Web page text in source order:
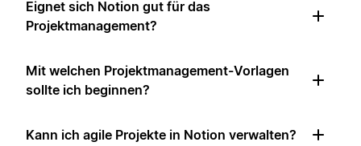
Eignet sich Notion gut für das
Projektmanagement?
Mit welchen Projektmanagement-Vorlagen
sollte ich beginnen?
Kann ich agile Projekte in Notion verwalten?